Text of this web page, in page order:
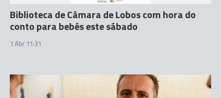
Biblioteca de Câmara de Lobos com hora do
conto para bebés este sábado
1 Abr 11:31